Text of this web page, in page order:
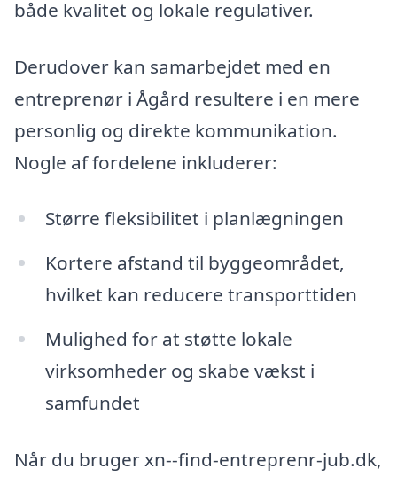
både kvalitet og lokale regulativer.
Derudover kan samarbejdet med en
entreprenør i Ågård resultere i en mere
personlig og direkte kommunikation.
Nogle af fordelene inkluderer:
Større fleksibilitet i planlægningen
Kortere afstand til byggeområdet,
hvilket kan reducere transporttiden
Mulighed for at støtte lokale
virksomheder og skabe vækst i
samfundet
Når du bruger xn--find-entreprenr-jub.dk,